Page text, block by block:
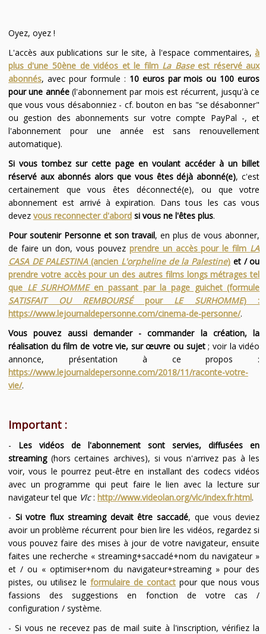
Oyez, oyez !
L'accès aux publications sur le site, à l'espace commentaires,à
plus d'une 50ène de vidéos et le film La Baseest réservé aux
abonnés, avec pour formule : 10 euros par mois ou 100 euros
pour une année(l'abonnement par mois est récurrent, jusqu'à ce
que vous vous désabonniez - cf. bouton en bas "se désabonner"
ou gestion des abonnements sur votre compte PayPal -, et
l'abonnement pour une année est sans renouvellement
automatique).
Si vous tombez sur cette page en voulant accéder à un billet
réservé aux abonnés alors que vous êtes déjà abonné(e), c'est
certainement que vous êtes déconnecté(e), ou que votre
abonnement est arrivé à expiration. Dans tous les cas vous
devez vous reconnecter d'abordsi vous ne l'êtes plus.
Pour soutenir Personne et son travail, en plus de vous abonner,
de faire un don, vous pouvez prendre un accès pour le film LA
CASA DE PALESTINA(ancien L'orpheline de la Palestine) et / ou
prendre votre accès pour un des autres films longs métrages tel
que LE SURHOMMEen passant par la page guichet (formule
SATISFAIT OU REMBOURSÉpour LE SURHOMME) :
https://www.lejournaldepersonne.com/cinema-de-personne/.
Vous pouvez aussi demander - commander la création, la
réalisation du film de votre vie, sur œuvre ou sujet; voir la vidéo
annonce, présentation à ce propos :
https://www.lejournaldepersonne.com/2018/11/raconte-votre-
vie/.
Important :
- Les vidéos de l'abonnement sont servies, diffusées en
streaming(hors certaines archives), si vous n'arrivez pas à les
voir, vous le pourrez peut-être en installant des codecs vidéos
avec un programme qui peut faire le lien avec la lecture sur
navigateur tel que Vlc: http://www.videolan.org/vlc/index.fr.html.
- Si votre flux streaming devait être saccadé, que vous deviez
avoir un problème récurrent pour bien lire les vidéos, regardez si
vous pouvez faire des mises à jour de votre navigateur, ensuite
faites une recherche « streaming+saccadé+nom du navigateur »
et / ou « optimiser+nom du navigateur+streaming » pour des
pistes, ou utilisez leformulaire de contact pour que nous vous
fassions des suggestions en fonction de votre cas /
configuration / système.
- Si vous ne recevez pas de mail suite à l'inscription, vérifiez la